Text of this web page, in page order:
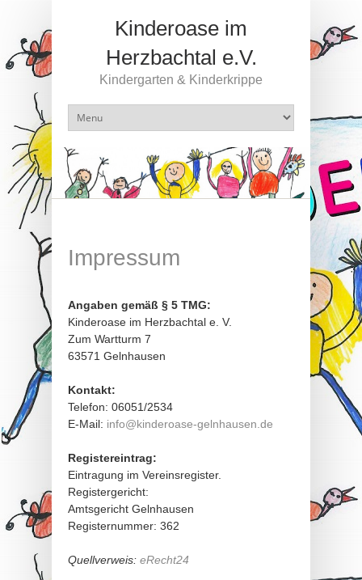
Kinderoase im
Herzbachtal e.V.
Kindergarten & Kinderkrippe
Impressum
Angaben gemäß § 5 TMG:
Kinderoase im Herzbachtal e. V.
Zum Wartturm 7
63571 Gelnhausen
Kontakt:
Telefon: 06051/2534
E-Mail: info@kinderoase-gelnhausen.de
Registereintrag:
Eintragung im Vereinsregister.
Registergericht:
Amtsgericht Gelnhausen
Registernummer: 362
Quellverweis: eRecht24